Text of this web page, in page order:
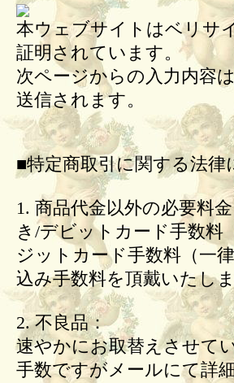
本ウェブサイトはベリサ
証明されています。
次ページからの入力内容
送信されます。
■特定商取引に関する法律
1. 商品代金以外の必要料
き/デビットカード手数料
ジットカード手数料（一
込み手数料を頂戴いたしま
2. 不良品：
速やかにお取替えさせて
手数ですがメールにて詳